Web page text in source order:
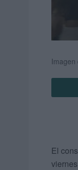
Imagen
El
viernes